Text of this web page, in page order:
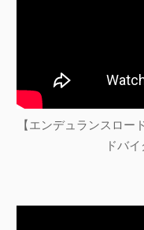
【エンデュランスロ
ドバ